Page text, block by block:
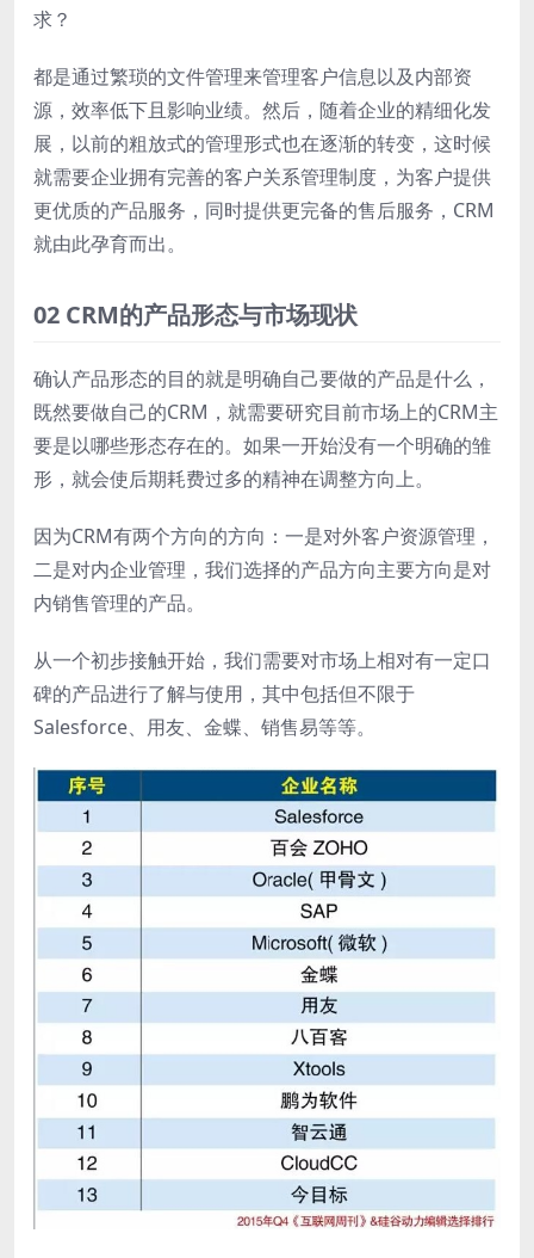
求？
都是通过繁琐的文件管理来管理客户信息以及内部资
源，效率低下且影响业绩。然后，随着企业的精细化发
展，以前的粗放式的管理形式也在逐渐的转变，这时候
就需要企业拥有完善的客户关系管理制度，为客户提供
更优质的产品服务，同时提供更完备的售后服务，CRM
就由此孕育而出。
02 CRM的产品形态与市场现状
确认产品形态的目的就是明确自己要做的产品是什么，
既然要做自己的CRM，就需要研究目前市场上的CRM主
要是以哪些形态存在的。如果一开始没有一个明确的雏
形，就会使后期耗费过多的精神在调整方向上。
因为CRM有两个方向的方向：一是对外客户资源管理，
二是对内企业管理，我们选择的产品方向主要方向是对
内销售管理的产品。
从一个初步接触开始，我们需要对市场上相对有一定口
碑的产品进行了解与使用，其中包括但不限于
Salesforce、用友、金蝶、销售易等等。